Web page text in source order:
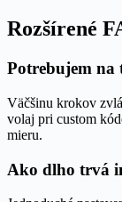
Rozšírené
Potrebujem na
Väčšinu krokov
volaj pri custom
mieru.
Ako dlho trvá